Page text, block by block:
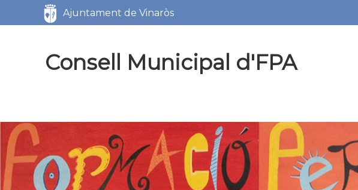
Ajuntament de Vinaròs
Consell Municipal d'FPA